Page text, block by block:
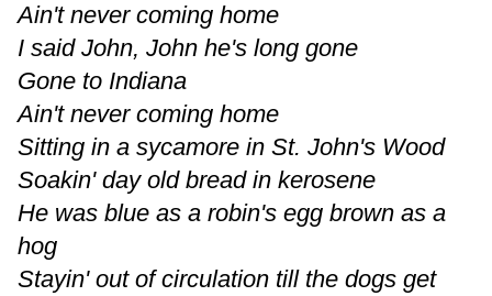
Ain't never coming home
I said John, John he's long gone
Gone to Indiana
Ain't never coming home
Sitting in a sycamore in St. John's Wood
Soakin' day old bread in kerosene
He was blue as a robin's egg brown as a
hog
Stayin' out of circulation till the dogs get